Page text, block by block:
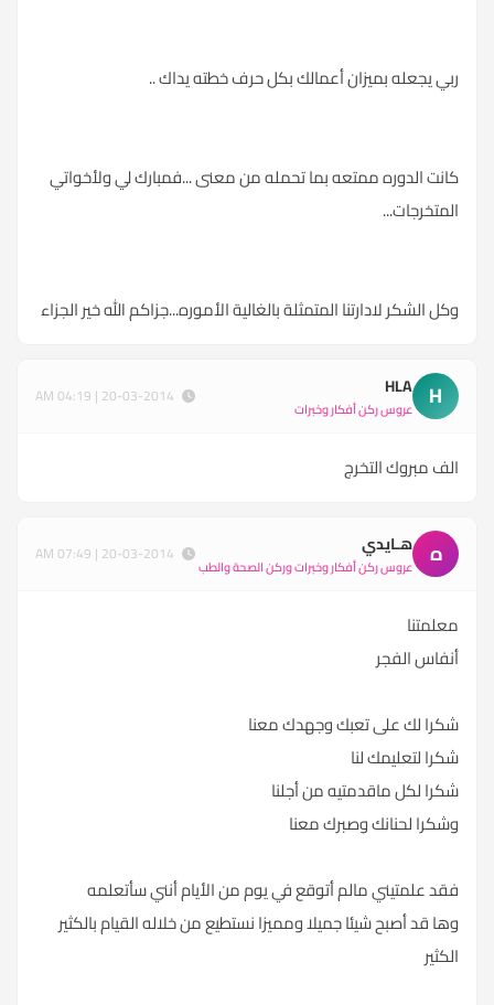
ربي يجعله بميزان أعمالك بكل حرف خطته يداك ..
كانت الدوره ممتعه بما تحمله من معنى ...فمبارك لي ولأخواتي
المتخرجات...
وكل الشكر لادارتنا المتمثلة بالغالية الأموره...جزاكم الله خير الجزاء
H
HLA
عروس ركن أفكار وخبرات
الف مبروك التخرج
ه هـايدي
عروس ركن أفكار وخبرات وركن الصحة والطب
معلمتنا
أنفاس الفجر
شكرا لك على تعبك وجهدك معنا
شكرا لتعليمك لنا
شكرا لكل ماقدمتيه من أجلنا
وشكرا لحنانك وصبرك معنا
فقد علمتيني مالم أتوقع في يوم من الأيام أنني سأتعلمه
وها قد أصبح شيئا جميلا ومميزا نستطيع من خلاله القيام بالكثير
الكثير